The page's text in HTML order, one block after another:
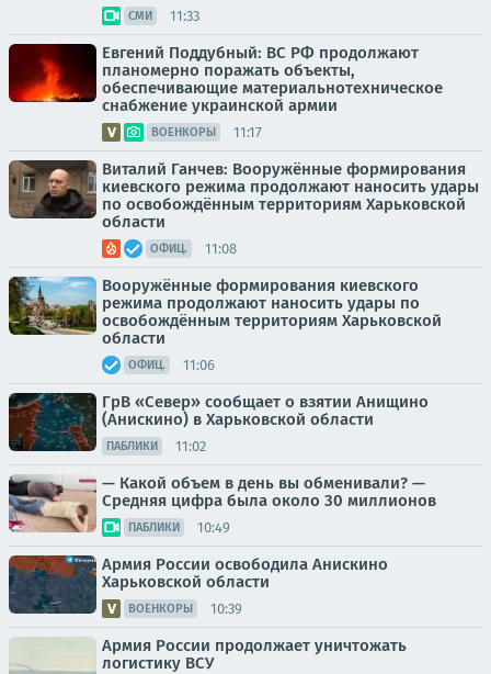
СМИ 11:33
Евгений Поддубный: ВС РФ продолжают
планомерно поражать объекты,
обеспечивающие материальнотехническое
снабжение украинской армии
ВОЕНКОРЫ 11:17
Виталий Ганчев: Вооружённые формирования
киевского режима продолжают наносить удары
по освобождённым территориям Харьковской
области
ОФИЦ. 11:08
Вооружённые формирования киевского
режима продолжают наносить удары по
освобождённым территориям Харьковской
области
ОФИЦ. 11:06
ГрВ «Север» сообщает о взятии Анищино
(Анискино) в Харьковской области
ПАБЛИКИ 11:02
— Какой объем в день вы обменивали? —
Средняя цифра была около 30 миллионов
ПАБЛИКИ 10:49
Армия России освободила Анискино
Харьковской области
ВОЕНКОРЫ 10:39
Армия России продолжает уничтожать
логистику ВСУ